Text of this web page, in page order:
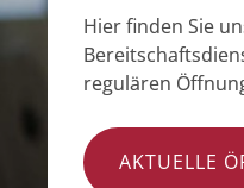
Hier finden Sie
regulären
AKTUELLE